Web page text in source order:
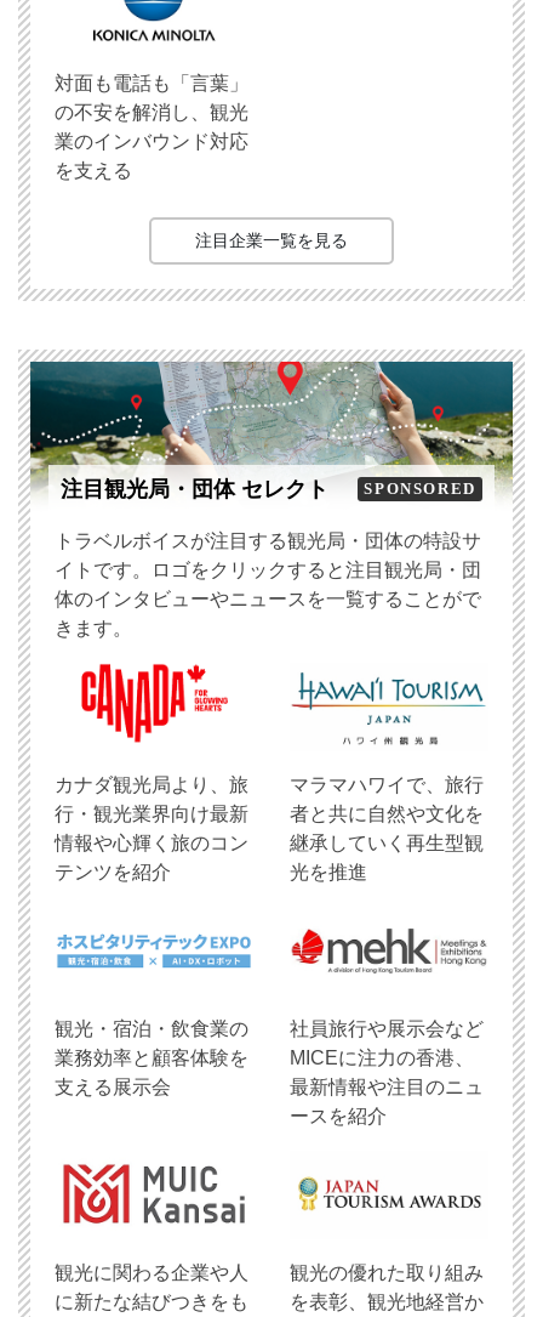
対面も電話も「言葉」
の不安を解消し、観光
業のインバウンド対応
を支える
注目企業一覧を見る
注目観光局・団体 セレクト SPONSORED
トラベルボイスが注目する観光局・団体の特設サ
イトです。ロゴをクリックすると注目観光局・団
体のインタビューやニュースを一覧することがで
きます。
​カナダ観光局より、旅
行・観光業界向け最新
情報や心輝く旅のコン
テンツを紹介
マラマハワイで、旅行
者と共に自然や文化を
継承していく再生型観
光を推進
観光・宿泊・飲食業の
業務効率と顧客体験を
支える展示会
社員旅行や展示会など
MICEに注力の香港、
最新情報や注目のニュ
ースを紹介
観光に関わる企業や人
に新たな結びつきをも
観光の優れた取り組み
を表彰、観光地経営か